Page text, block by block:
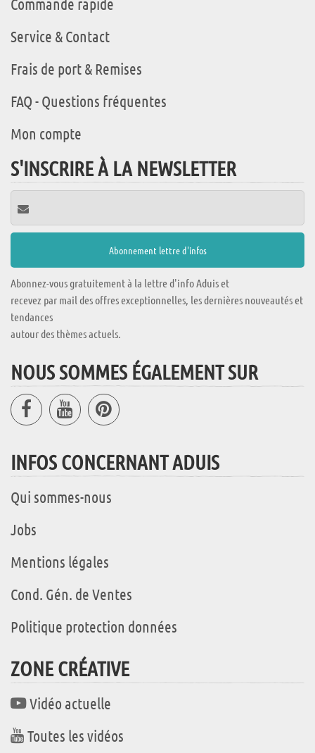
Service & Contact
Frais de port & Remises
FAQ - Questions fréquentes
Mon compte
S'INSCRIRE À LA NEWSLETTER
Abonnez-vous gratuitement à la lettre d'info Aduis et
recevez par mail des offres exceptionnelles, les dernières nouveautés et
tendances
autour des thèmes actuels.
NOUS SOMMES ÉGALEMENT SUR
INFOS CONCERNANT ADUIS
Qui sommes-nous
Jobs
Mentions légales
Cond. Gén. de Ventes
Politique protection données
ZONE CRÉATIVE
Vidéo actuelle
Toutes les vidéos